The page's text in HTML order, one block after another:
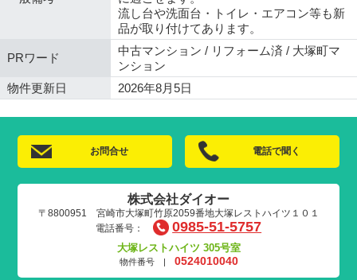
流し台や洗面台・トイレ・エアコン等も新
品が取り付けてあります。
PRワード
中古マンション / リフォーム済 / 大塚町マ
ンション
物件更新日
2026年8月5日
お問合せ 電話で聞く
株式会社ダイオー
〒8800951 宮崎市大塚町竹原2059番地大塚レストハイツ１０１
電話番号：
0985-51-5757
大塚レストハイツ 305号室
物件番号 | 0524010040